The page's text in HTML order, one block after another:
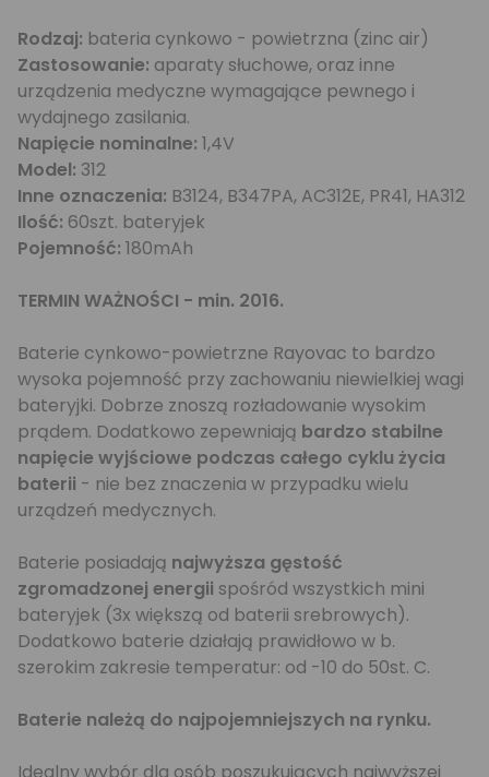
Rodzaj: bateria cynkowo - powietrzna (zinc air)
Zastosowanie: aparaty słuchowe, oraz inne
urządzenia medyczne wymagające pewnego i
wydajnego zasilania.
Napięcie nominalne: 1,4V
Model: 312
Inne oznaczenia: B3124, B347PA, AC312E, PR41, HA312
Ilość: 60szt. bateryjek
Pojemność: 180mAh
TERMIN WAŻNOŚCI - min. 2016.
Baterie cynkowo-powietrzne Rayovac to bardzo
wysoka pojemność przy zachowaniu niewielkiej wagi
bateryjki. Dobrze znoszą rozładowanie wysokim
prądem. Dodatkowo zepewniają bardzo stabilne
napięcie wyjściowe podczas całego cyklu życia
baterii - nie bez znaczenia w przypadku wielu
urządzeń medycznych.
Baterie posiadają najwyższa gęstość
zgromadzonej energii spośród wszystkich mini
bateryjek (3x większą od baterii srebrowych).
Dodatkowo baterie działają prawidłowo w b.
szerokim zakresie temperatur: od -10 do 50st. C.
Baterie należą do najpojemniejszych na rynku.